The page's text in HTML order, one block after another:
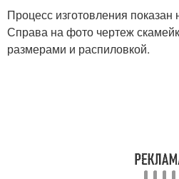
Процесс изготовления
Справа на фото чертеж
размерами и распиловкой.